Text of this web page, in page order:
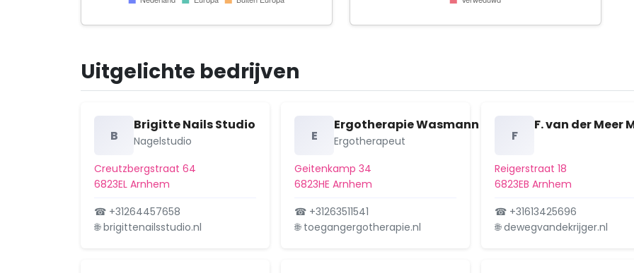
Uitgelichte bedrijven
B
Brigitte Nails Studio
Nagelstudio
Creutzbergstraat 64
6823EL Arnhem
☎ +31264457658
🌐 brigittenailsstudio.nl
E
Ergotherapie Wasmann
Ergotherapeut
Geitenkamp 34
6823HE Arnhem
☎ +31263511541
🌐 toegangergotherapie.nl
F
F. van der Meer
Reigerstraat 18
6823EB Arnhem
☎ +31613425696
🌐 dewegvandekrijger.nl